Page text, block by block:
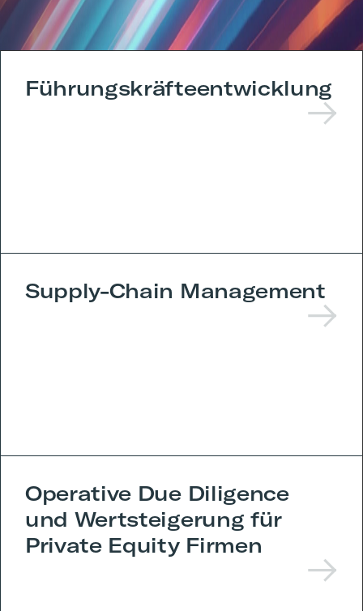
Führungskräfteentwicklung
Supply-Chain Management
Operative Due Diligence
und Wertsteigerung für
Private Equity Firmen